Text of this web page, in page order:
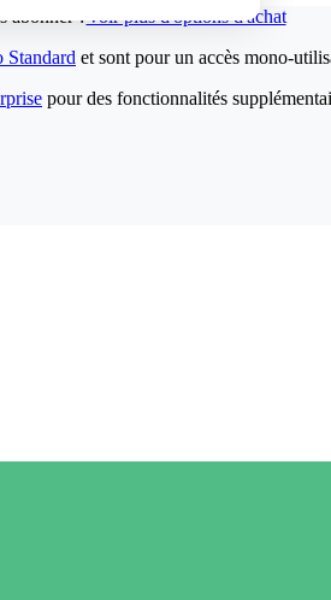
abonner ?Voir plus d'options d'achat
Standard et sont pour un accès mono-
pour des fonctionnalités